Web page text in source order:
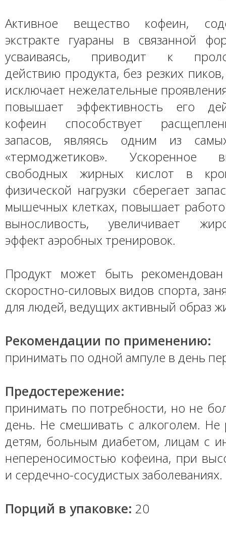
Активное вещество кофеин,
экстракте гуараны в связанной
усваиваясь, приводит к
действию продукта, без резких
исключает нежелательные
повышает эффективность его
кофеин способствует
запасов, являясь одним из
«термоджетиков». Ускоренное
свободных жирных кислот в
физической нагрузки сберегает
мышечных клетках, повышает
выносливость, увеличивает
эффект аэробных тренировок.
Продукт может быть
скоростно-силовых видов спорта,
для людей, ведущих активный образ
Рекомендации по применению:
принимать по одной ампуле в день
Предостережение:
принимать по потребности, но не
день. Не смешивать с алкоголем. Не
детям, больным диабетом, лицам с
непереносимостью кофеина, при
и сердечно-сосудистых заболеваниях.
Порций в упаковке: 20